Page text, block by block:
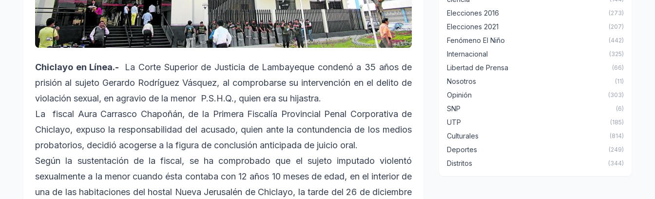
Chiclayo en Línea.-
La Corte Superior de Justicia de Lambayeque condenó a 35 años de
prisión al sujeto Gerardo Rodríguez Vásquez, al comprobarse su intervención en el delito de
violación sexual, en agravio de la menor P.S.H.Q., quien era su hijastra.
La fiscal Aura Carrasco Chapoñán, de la Primera Fiscalía Provincial Penal Corporativa de
Chiclayo, expuso la responsabilidad del acusado, quien ante la contundencia de los medios
probatorios, decidió acogerse a la figura de conclusión anticipada de juicio oral.
Según la sustentación de la fiscal, se ha comprobado que el sujeto imputado violentó
sexualmente a la menor cuando ésta contaba con 12 años 10 meses de edad, en el interior de
una de las habitaciones del hostal Nueva Jerusalén de Chiclayo, la tarde del 26 de diciembre
Elecciones 2016 (273)
Elecciones 2021 (207)
Fenómeno El Niño (442)
Internacional (325)
Libertad de Prensa (66)
Nosotros (11)
Opinión (303)
SNP (6)
UTP (185)
Culturales (814)
Deportes (249)
Distritos (344)